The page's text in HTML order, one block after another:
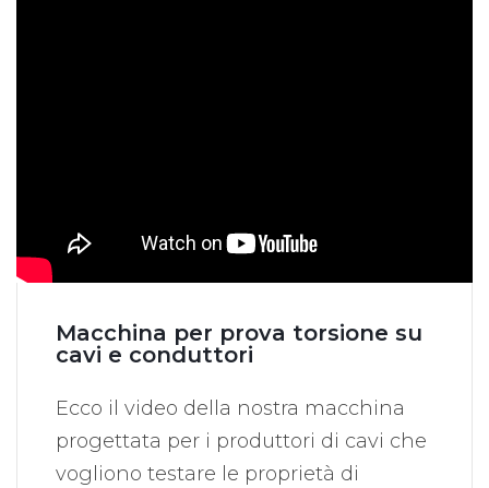
Macchina per prova torsione su
cavi e conduttori
Ecco il video della nostra macchina
progettata per i produttori di cavi che
vogliono testare le proprietà di